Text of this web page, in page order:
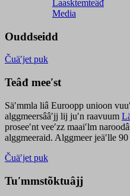
Laasktemteâđ
Media
Ouddseidd
Čuäʹjet puk
Teâđ meeʹst
Säʹmmla liâ Euroopp unioon
alggmeersââʹjj lij juʹn raavuum
proseeʹnt veeʹzz maaiʹlm
alggmeeraid. Alggmeer jeäʹlle 90
Čuäʹjet puk
Tuʹmmstõktuâjj